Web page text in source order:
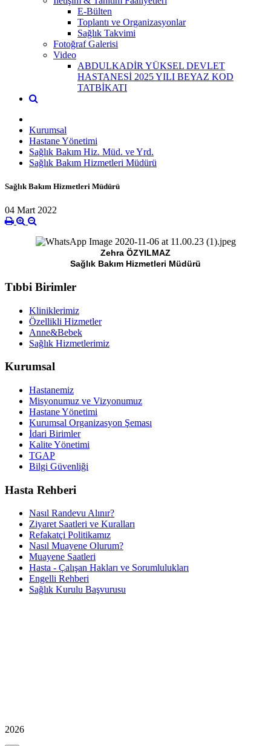
E-Bülten
Toplantı ve Organizasyonlar
Sağlık Takvimi
Fotoğraf Galerisi
Video
ABDULKADİR YÜKSEL DEVLET
HASTANESİ 2025 YILI BEYAZ KOD
TATBİKATI
Kurumsal
Hastane Yönetimi
Sağlık Bakım Hiz. Müd. ve Yrd.
Sağlık Bakım Hizmetleri Müdürü
Sağlık Bakım Hizmetleri Müdürü
04 Mart 2022
Zehra ÖZYILMAZ
Sağlık Bakım Hizmetleri Müdürü
Tıbbi Birimler
Kliniklerimiz
Özellikli Hizmetler
Anne&Bebek
Sağlık Hizmetlerimiz
Kurumsal
Hastanemiz
Misyonumuz ve Vizyonumuz
Hastane Yönetimi
Kurumsal Organizasyon Şeması
İdari Birimler
Kalite Yönetimi
TGAP
Bilgi Güvenliği
Hasta Rehberi
Nasıl Randevu Alınır?
Ziyaret Saatleri ve Kuralları
Refakatçi Politikamız
Nasıl Muayene Olurum?
Muayene Saatleri
Hasta - Çalışan Hakları ve Sorumlulukları
Engelli Rehberi
Sağlık Kurulu Başvurusu
2026